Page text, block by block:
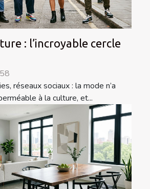
: l’incroyable cercle
réseaux sociaux : la mode n’a
à la culture, et...